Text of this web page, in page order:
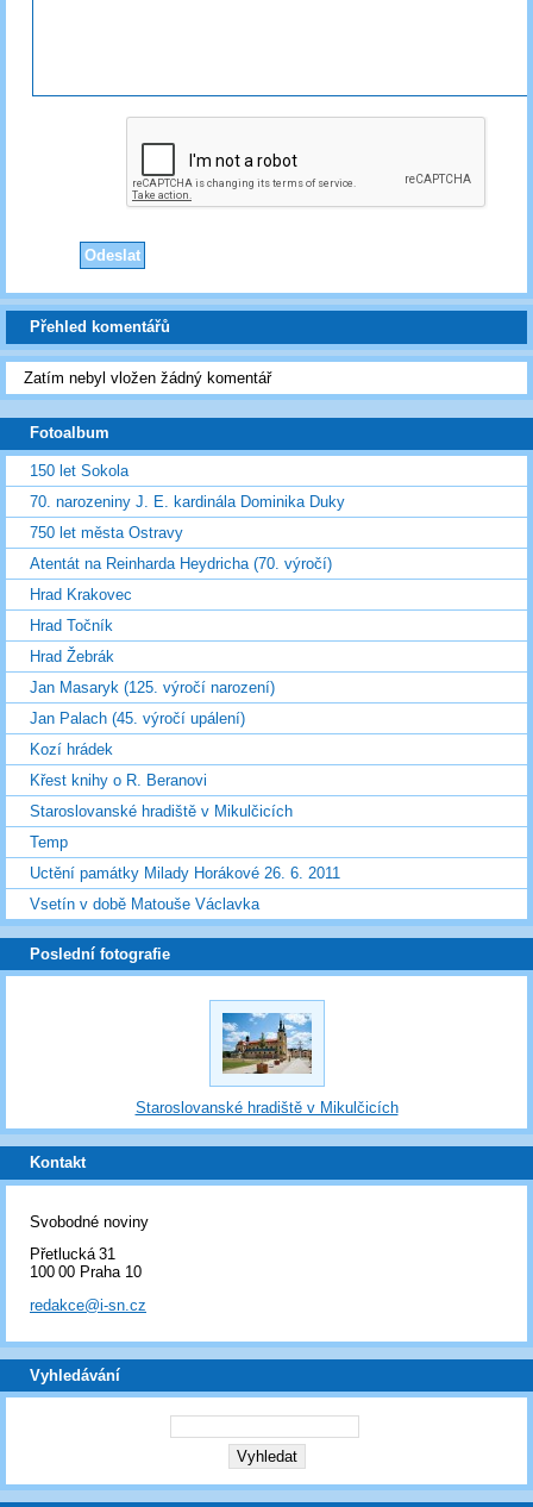
Přehled komentářů
Zatím nebyl vložen žádný komentář
Fotoalbum
150 let Sokola
70. narozeniny J. E. kardinála Dominika Duky
750 let města Ostravy
Atentát na Reinharda Heydricha (70. výročí)
Hrad Krakovec
Hrad Točník
Hrad Žebrák
Jan Masaryk (125. výročí narození)
Jan Palach (45. výročí upálení)
Kozí hrádek
Křest knihy o R. Beranovi
Staroslovanské hradiště v Mikulčicích
Temp
Uctění památky Milady Horákové 26. 6. 2011
Vsetín v době Matouše Václavka
Poslední fotografie
Staroslovanské hradiště v Mikulčicích
Kontakt
Svobodné noviny
Přetlucká 31
100 00 Praha 10
redakce@i-sn.cz
Vyhledávání